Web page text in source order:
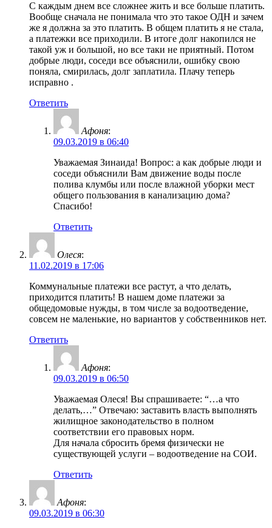
С каждым днем все сложнее жить и все больше платить.
Вообще сначала не понимала что это такое ОДН и зачем
же я должна за это платить. В общем платить я не стала,
а платежки все приходили. В итоге долг накопился не
такой уж и большой, но все таки не приятный. Потом
добрые люди, соседи все объяснили, ошибку свою
поняла, смирилась, долг заплатила. Плачу теперь
исправно .
Ответить
Афоня:
09.03.2019 в 06:40
Уважаемая Зинаида! Вопрос: а как добрые люди и
соседи объяснили Вам движение воды после
полива клумбы или после влажной уборки мест
общего пользования в канализацию дома?
Спасибо!
Ответить
Олеся:
11.02.2019 в 17:06
Коммунальные платежи все растут, а что делать,
приходится платить! В нашем доме платежи за
общедомовые нужды, в том числе за водоотведение,
совсем не маленькие, но вариантов у собственников нет.
Ответить
Афоня:
09.03.2019 в 06:50
Уважаемая Олеся! Вы спрашиваете: “…а что
делать,…” Отвечаю: заставить власть выполнять
жилищное законодательство в полном
соответствии его правовых норм.
Для начала сбросить бремя физически не
существующей услуги – водоотведение на СОИ.
Ответить
Афоня:
09.03.2019 в 06:30